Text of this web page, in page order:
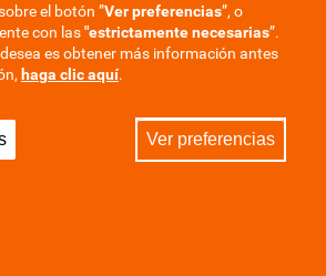
Cookies
el botón ”Ver preferencias”, o
con las"estrictamentenecesarias”.
es obtener más información antes
haga clic aquí.
Ver preferencias